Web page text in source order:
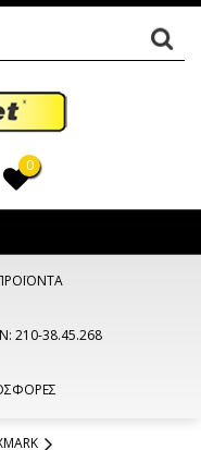
0
210-38.45.268